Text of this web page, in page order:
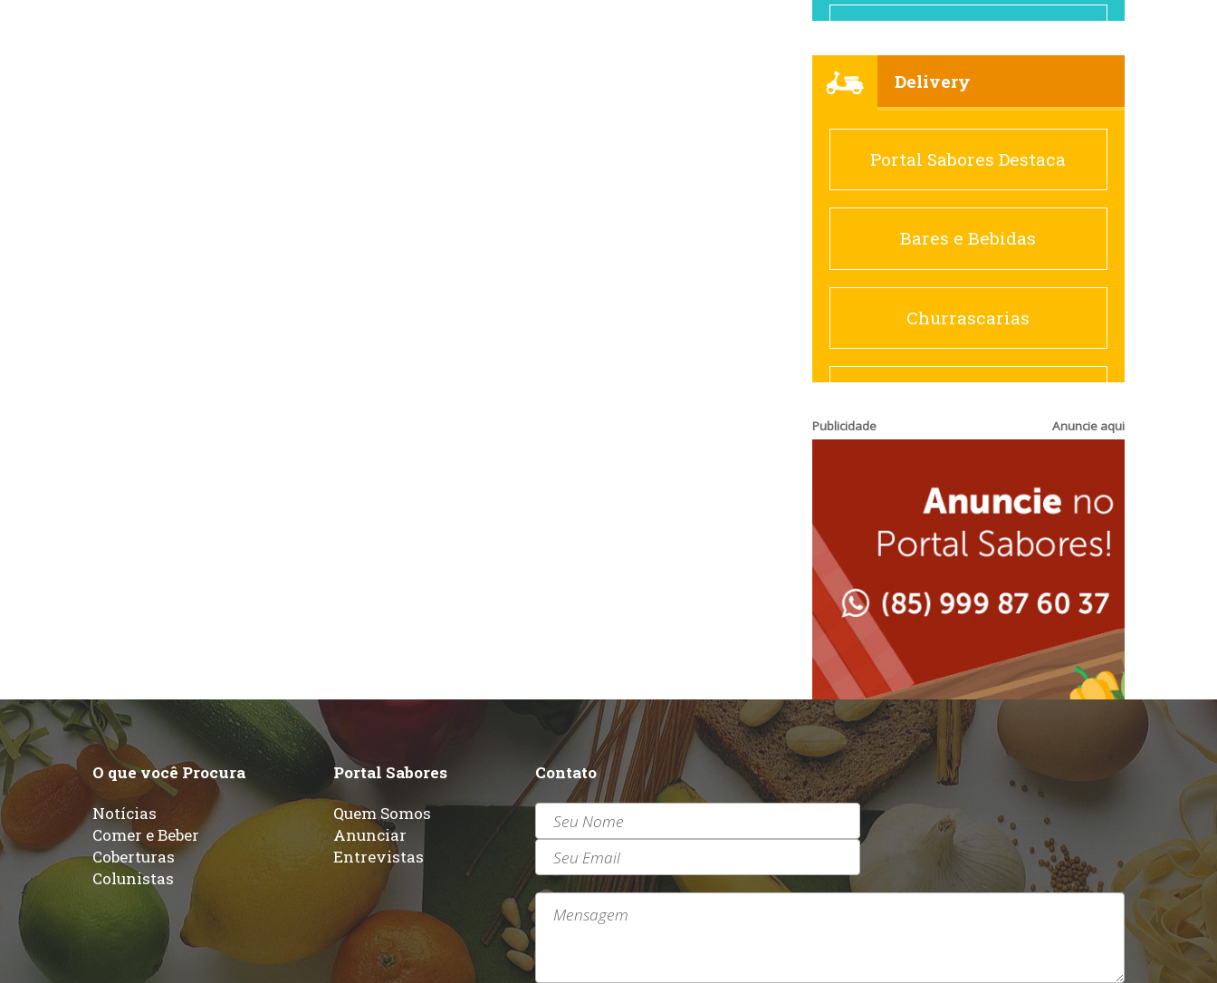
Cafés
Churrascarias
Comida saudável
Contemporânea
Espanhola
Francesa
Hamburguerias e
Sanduicherias
Internacional
Japonesa e Oriental
Delivery
Portal Sabores Destaca
Bares e Bebidas
Churrascarias
Sanduicherias
Lanchonetes
Massas
Padarias e Confeitarias
Peixes e Frutos do Mar
Pizzarias
Publicidade Anuncie aqui
O que você Procura
Notícias
Comer e Beber
Coberturas
Colunistas
Portal Sabores
Quem Somos
Anunciar
Entrevistas
Contato